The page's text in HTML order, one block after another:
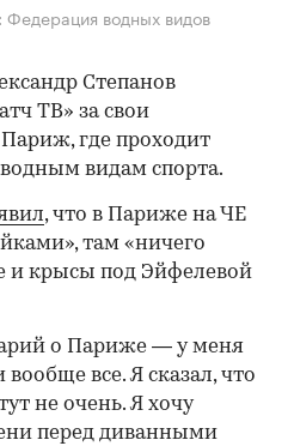
Федерация водных видов
Степанов
ТВ» за свои
где проходит
видам спорта.
, что в Париже на ЧЕ
там «ничего
и крысы под Эйфелевой
о Париже — у меня
вообще все. Я сказал, что
не очень. Я хочу
перед диванными